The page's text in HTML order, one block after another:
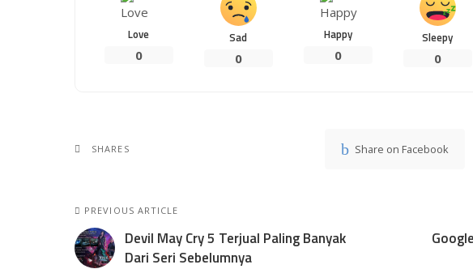
Love
0
Sad
0
Happy
0
Sleepy
0
SHARES Share on Facebook
PREVIOUS ARTICLE
Devil May Cry 5 Terjual Paling Banyak
Dari Seri Sebelumnya